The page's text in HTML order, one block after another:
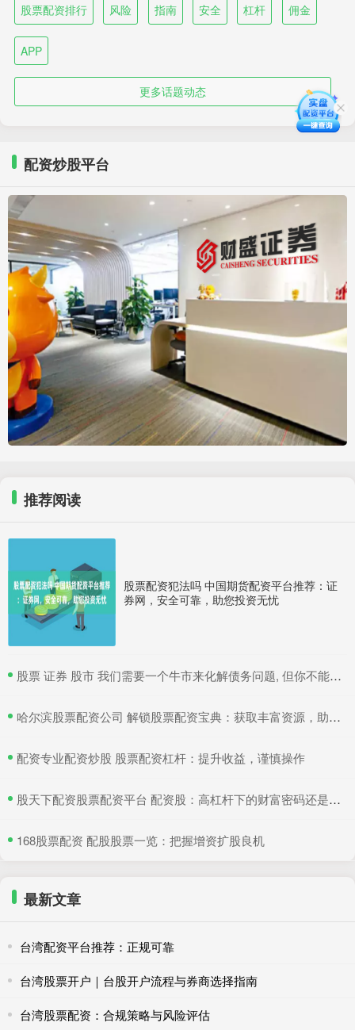
股票配资排行 风险 指南 安全 杠杆 佣金
APP
更多话题动态
配资炒股平台
推荐阅读
股票配资犯法吗 中国期货配资平台推荐：证
券网，安全可靠，助您投资无忧
​股票 证券 股市 我们需要一个牛市来化解债务问题, 但你不能是无脑投资者, 时代变
​哈尔滨股票配资公司 解锁股票配资宝典：获取丰富资源，助你投资无忧
​配资专业配资炒股 股票配资杠杆：提升收益，谨慎操作
​股天下配资股票配资平台 配资股：高杠杆下的财富密码还是风险陷阱？
​168股票配资 配股股票一览：把握增资扩股良机
最新文章
台湾配资平台推荐：正规可靠
台湾股票开户｜台股开户流程与券商选择指南
台湾股票配资：合规策略与风险评估